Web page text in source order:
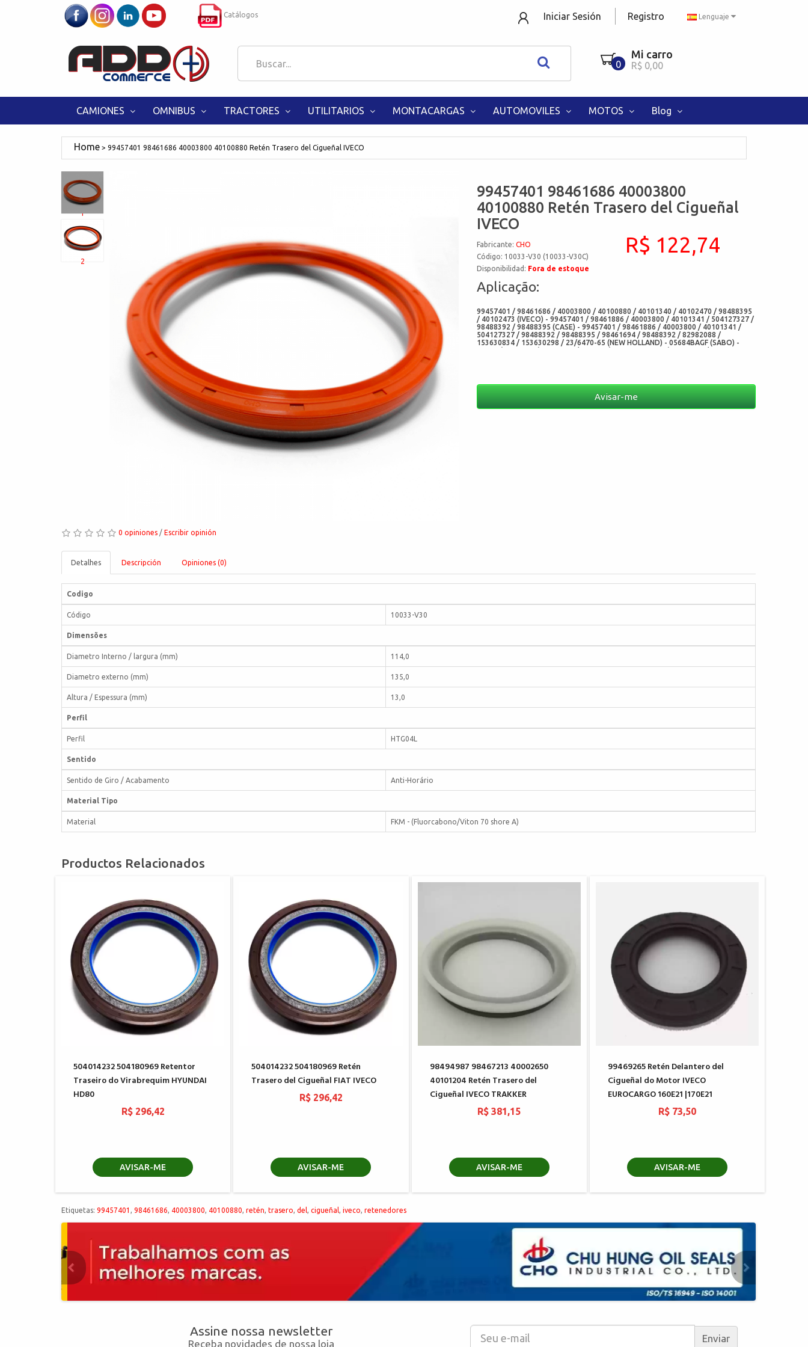
Lenguaje
Catálogos Iniciar Sesión Registro
0
Mi carro
R$ 0,00
CAMIONES OMNIBUS TRACTORES UTILITARIOS MONTACARGAS AUTOMOVILES MOTOS Blog
99457401 98461686 40003800 40100880 Retén Trasero del Cigueñal IVECO
1
2
0 opiniones / Escribir opinión
99457401 98461686 40003800
40100880 Retén Trasero del Cigueñal
IVECO
Fabricante:CHO
Código: 10033-V30 (10033-V30C)
Disponibilidad: Fora de estoque
R$ 122,74
Aplicação:
99457401 / 98461686 / 40003800 / 40100880 / 40101340 / 40102470 / 98488395
/ 40102473 (IVECO) - 99457401 / 98461886 / 40003800 / 40101341 / 504127327 /
98488392 / 98488395 (CASE) - 99457401 / 98461886 / 40003800 / 40101341 /
504127327 / 98488392 / 98488395 / 98461694 / 98488392 / 82982088 /
153630834 / 153630298 / 23/6470-65 (NEW HOLLAND) - 05684BAGF (SABO) -
7466V (CORTECO) - 7.50552 / 750552 (DIESEL TECHINIC) - 805.190 / 805190
Avisar-me
Detalhes Descripción Opiniones (0)
Codigo
Código 10033-V30
Dimensões
Diametro Interno / largura (mm) 114,0
Diametro externo (mm) 135,0
Altura / Espessura (mm) 13,0
Perfil
Perfil HTG04L
Sentido
Sentido de Giro / Acabamento Anti-Horário
Material Tipo
Material FKM - (Fluorcabono/Viton 70 shore A)
Productos Relacionados
504014232 504180969 Retentor
Traseiro do Virabrequim HYUNDAI
HD80
R$ 296,42
AVISAR-ME
504014232 504180969 Retén
Trasero del Cigueñal FIAT IVECO
R$ 296,42
AVISAR-ME
98494987 98467213 40002650
40101204 Retén Trasero del
Cigueñal IVECO TRAKKER
R$ 381,15
AVISAR-ME
99469265 Retén Delantero del
Cigueñal do Motor IVECO
EUROCARGO 160E21 |170E21
R$ 73,50
AVISAR-ME
Etiquetas: 99457401 98461686 40003800 40100880 retén trasero del cigueñal iveco retenedores
Assine nossa newsletter
Receba novidades de nossa loja Enviar